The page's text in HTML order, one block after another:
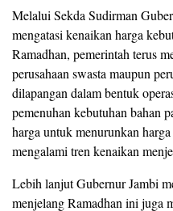
Melalui Sekda Sudirman
mengatasi kenaikan harga
Ramadhan, pemerintah terus
perusahaan swasta maupun
dilapangan dalam bentuk
pemenuhan kebutuhan bahan
harga untuk menurunkan
mengalami tren kenaikan
Lebih lanjut Gubernur Jambi
menjelang Ramadhan ini juga